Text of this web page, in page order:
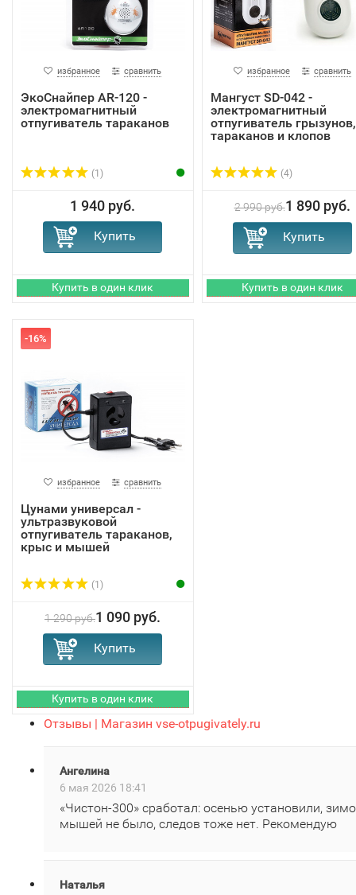
избранное сравнить
ЭкоСнайпер AR-120 -
электромагнитный
отпугиватель тараканов
(1)
1 940 руб.
избранное сравнить
Мангуст SD-042 -
электромагнитный
отпугиватель грызунов,
тараканов и клопов
(4)
2 990 руб.1 890 руб.
-16%
избранное сравнить
Цунами универсал -
ультразвуковой
отпугиватель тараканов,
крыс и мышей
(1)
1 290 руб.1 090 руб.
Отзывы | Магазин vse-otpugivately.ru
Ангелина
6 мая 2026 18:41
«Чистон‑300» сработал: осенью установили,
мышей не было, следов тоже нет. Рекомендую
Наталья